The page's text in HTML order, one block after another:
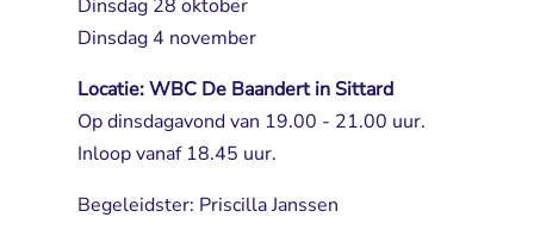
Dinsdag 28 oktober
Dinsdag 4 november
Locatie: WBC De Baandert in Sittard
Op dinsdagavond van 19.00 - 21.00 uur.
Inloop vanaf 18.45 uur.
Begeleidster: Priscilla Janssen